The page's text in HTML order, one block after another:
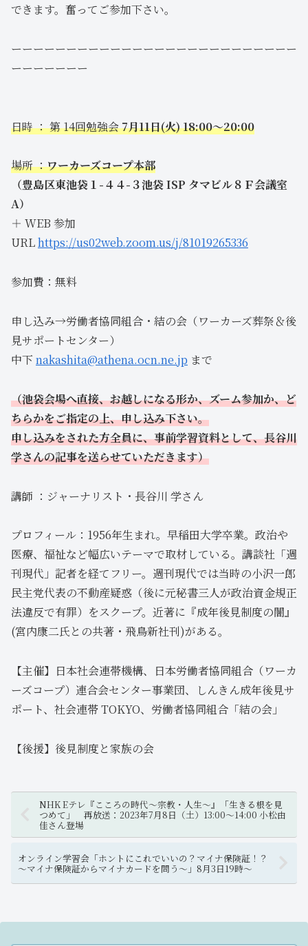
できます。奮ってご参加下さい。
ーーーーーーーーーーーーーーーーーーーーーーーーーー
ーーーーーーー
日時 ： 第 14回勉強会7月11日(火) 18:00～20:00
場所 ：ワーカーズコープ本部
（豊島区東池袋１-４４-３池袋 ISP タマビル８Ｆ会議室
A）
＋ WEB 参加
URLhttps://us02web.zoom.us/j/81019265336
参加費：無料
申し込み→労働者協同組合・結の会（ワーカーズ葬祭＆後
見サポートセンター）
中下 nakashita@athena.ocn.ne.jp まで
（池袋会場へ直接、お越しになる形か、ズーム参加か、ど
ちらかをご指定の上、申し込み下さい。
申し込みをされた方全員に、事前学習資料として、長谷川
学さんの記事を送らせていただきます）
講師 ：ジャーナリスト・長谷川 学さん
プロフィール：1956年生まれ。早稲田大学卒業。政治や
医療、福祉など幅広いテーマで取材している。講談社「週
刊現代」記者を経てフリー。週刊現代では当時の小沢一郎
民主党代表の不動産疑惑（後に元秘書三人が政治資金規正
法違反で有罪）をスクープ。近著に『成年後見制度の闇』
(宮内康二氏との共著・飛鳥新社刊)がある。
【主催】日本社会連帯機構、日本労働者協同組合（ワーカ
ーズコープ）連合会センター事業団、しんきん成年後見サ
ポート、社会連帯 TOKYO、労働者協同組合「結の会」
【後援】後見制度と家族の会
NHK Eテレ『こころの時代〜宗教・人生〜』「生きる根を見
つめて」 再放送：2023年7月8日（土）13:00〜14:00 小松由
佳さん登場
オンライン学習会「ホントにこれでいいの？マイナ保険証！？
～マイナ保険証からマイナカードを問う～」8月3日19時～